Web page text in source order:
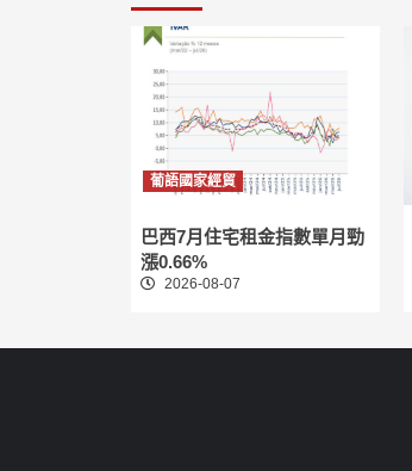
葡語國家經貿
巴西7月住宅租金指數單月勁
漲0.66%
2026-08-07